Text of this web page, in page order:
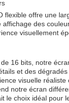
flexible offre une
des
visuellement
16 bits, notre
et des
visuelle réaliste
notre écran
le choix idéal pour